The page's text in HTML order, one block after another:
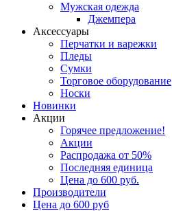
Мужская одежда
Джемпера
Аксессуары
Перчатки и варежки
Пледы
Сумки
Торговое оборудование
Носки
Новинки
Акции
Горячее предложение!
Акции
Распродажа от 50%
Последняя единица
Цена до 600 руб.
Производители
Цена до 600 руб